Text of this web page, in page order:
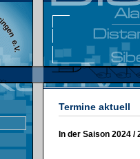
Termine aktuell
In der Saison 2024